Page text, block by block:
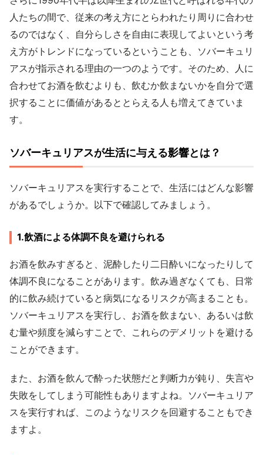
人たちの間で、従来の考え方にとらわれたり周りに合わせ
るのではなく、自分らしさを自由に表現してよいという考
え方がトレンドになっているということも、ソバーキュリ
アスが指示される理由の一つのようです。そのため、人に
合わせてお酒を飲むよりも、飲むか飲まないかを自分で選
択することに価値があるととらえる人も増えてきていま
す。
ソバーキュリアスが生活に与える影響とは？
ソバーキュリアスを実行することで、生活にはどんな影響
があるでしょうか。以下で確認してみましょう。
1.飲酒による体調不良を避けられる
お酒を飲みすぎると、泥酔したり二日酔いになったりして
体調不良になることがあります。飲み過ぎなくても、日常
的に飲み続けていると病気になるリスクが高まることも。
ソバーキュリアスを実行し、お酒を飲まない、あるいは飲
む量や頻度を減らすことで、これらのデメリットを避ける
ことができます。
また、お酒を飲んで酔った状態だと判断力が鈍り、失言や
失敗をしてしまう可能性もありますよね。ソバーキュリア
スを実行すれば、このようなリスクを回避することもでき
ますよ。